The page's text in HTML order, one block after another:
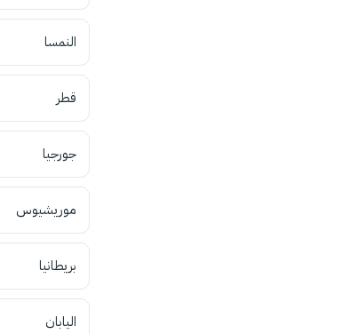
النمسا
قطر
جورجيا
موريشيوس
بريطانيا
اليابان